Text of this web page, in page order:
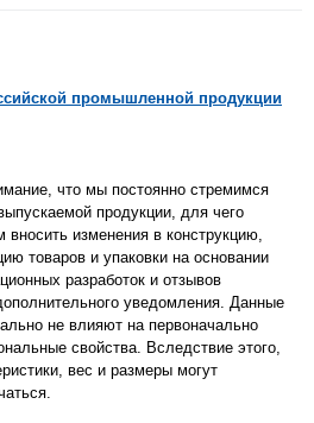
промышленной продукции
что мы постоянно стремимся
продукции, для чего
изменения в конструкцию,
товаров и упаковки на основании
разработок и отзывов
уведомления. Данные
не влияют на первоначально
свойства. Вследствие этого,
вес и размеры могут